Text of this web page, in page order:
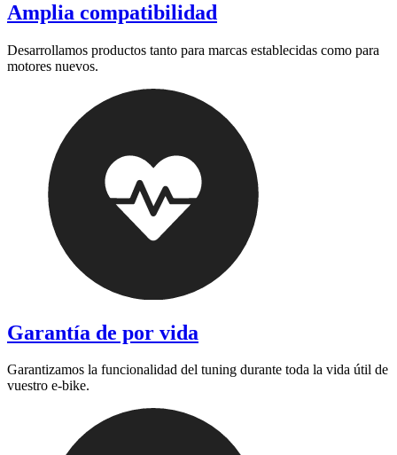
Amplia compatibilidad
Desarrollamos productos tanto para marcas establecidas como para
motores nuevos.
Garantía de por vida
Garantizamos la funcionalidad del tuning durante toda la vida útil de
vuestro e-bike.